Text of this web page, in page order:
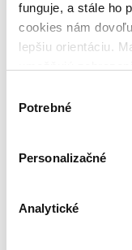
funguje, a stále ho
cookies nám
lepšiu orientáciu.
keby sme mohli
súhlasu
Potrebné
Personalizačné
Analytické